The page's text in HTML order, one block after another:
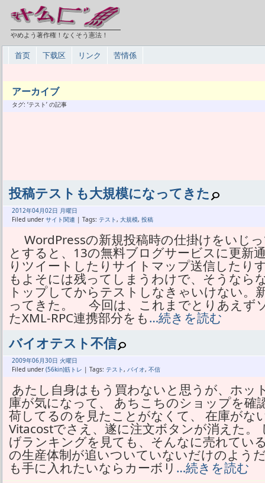
やめよう著作権！なくそう憲法！
首页 下载区 リンク 苦情係
アーカイブ
タグ: ‘テスト’ の記事
投稿テストも大規模になってきた
2012年04月02日 月曜日
Filed under サイト関連 | Tags: テスト, 大規模, 投稿
WordPressの新規投稿時の仕掛けをいじ
とすると、13の無料ブログサービスに更新
りツイートしたりサイトマップ送信したり
もよそには残ってしまうわけで、そうなら
トップしてからテストしなきゃいけない。
ってきた。 今回は、これまでとりあえず
たXML-RPC連携部分をも…続きを読む
バイオテスト不信
2009年06月30日 火曜日
Filed under (56kin)筋トレ | Tags: テスト, バイオ, 不信
あたし自身はもう買わないと思うが、ホッ
庫が気になって、 あちこちのショップを確
荷してるのを見たことがなくて、 在庫がな
Vitacostでさえ、遂に注文ボタンが消えた
げランキングを見ても、そんなに売れてい
の生産体制が追いついていないだけのよう
も手に入れたいならカーボリ …続きを読む